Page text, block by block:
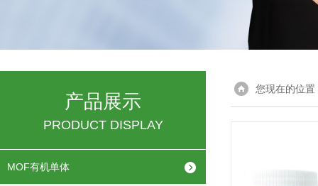
产品展示
PRODUCT DISPLAY
MOF有机单体
您现在的位置